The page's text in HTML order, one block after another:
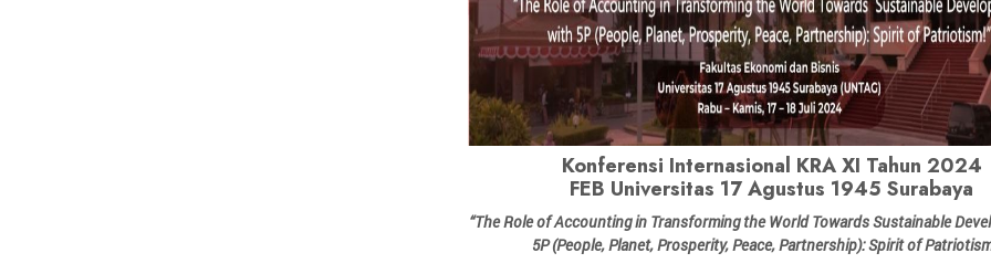
Konferensi Internasional KRA XI Tahun 2024
FEB Universitas 17 Agustus 1945 Surabaya
“The Role of Accounting in Transforming the World Towards Sustainable
5P (People, Planet, Prosperity, Peace, Partnership): Spirit of